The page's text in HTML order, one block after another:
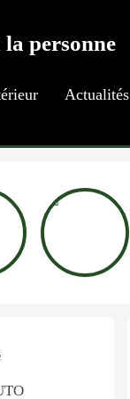
personne
Actualités